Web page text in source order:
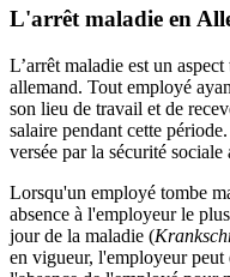
L'arrêt maladie en
L’arrêt maladie est un
allemand. Tout employé
son lieu de travail et de
salaire pendant cette
versée par la sécurité sociale
Lorsqu'un employé tombe
absence à l'employeur le
jour de la maladie (
en vigueur, l'employeur